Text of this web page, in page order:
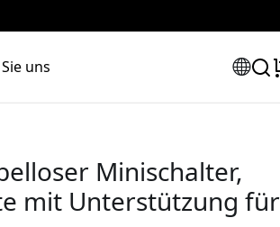
uns
Minischalter,
mit Unterstützung für